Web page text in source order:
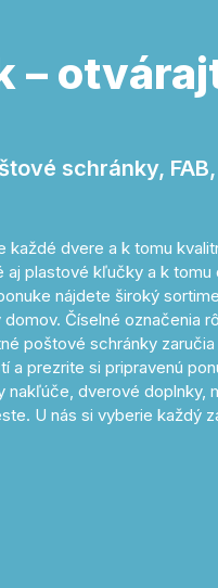
–
schránky,
každé dvere a k tomu
plastové kľučky a k
nájdete široký
Číselné označenia
poštové schránky
a prezrite si pripravenú
nakľúče, dverové doplnky,
U nás si vyberie každý